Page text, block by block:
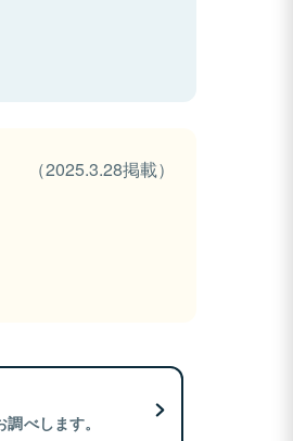
（2025.3.28掲載）
べします。